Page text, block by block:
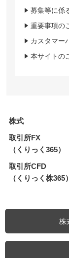
募集等に係
重要事項の
カスタマー
本サイトの
株式
取引所FX
（くりっく365）
取引所CFD
（くりっく株365）
株